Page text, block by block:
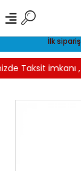
İlk
Taksit imkanı ,